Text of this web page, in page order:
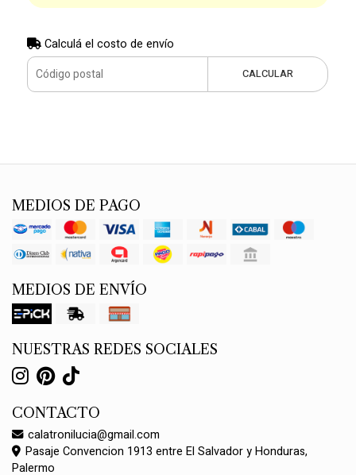
Calculá el costo de envío
CALCULAR
MEDIOS DE PAGO
MEDIOS DE ENVÍO
NUESTRAS REDES SOCIALES
CONTACTO
calatronilucia@gmail.com
Pasaje Convencion 1913 entre El Salvador y Honduras,
Palermo